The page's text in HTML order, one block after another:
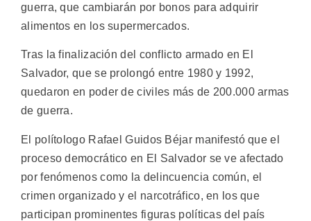
guerra, que cambiarán por bonos para adquirir
alimentos en los supermercados.
Tras la finalización del conflicto armado en El
Salvador, que se prolongó entre 1980 y 1992,
quedaron en poder de civiles más de 200.000 armas
de guerra.
El polítologo Rafael Guidos Béjar manifestó que el
proceso democrático en El Salvador se ve afectado
por fenómenos como la delincuencia común, el
crimen organizado y el narcotráfico, en los que
participan prominentes figuras políticas del país